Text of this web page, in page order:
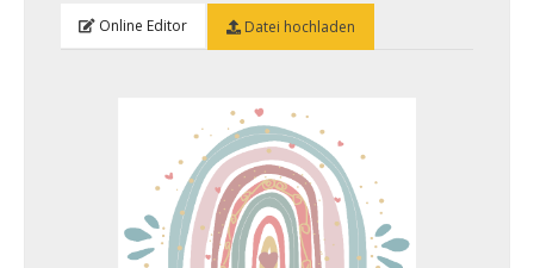
Online Editor Datei hochladen